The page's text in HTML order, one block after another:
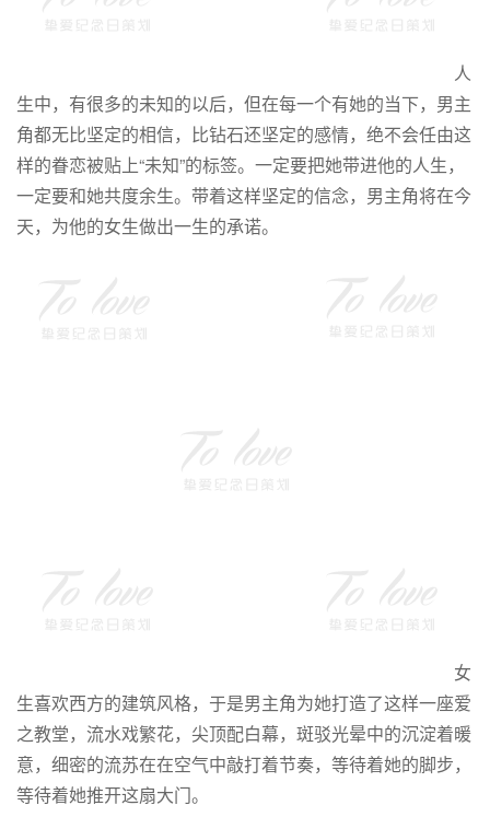
人
生中，有很多的未知的以后，但在每一个有她的当下，男主
角都无比坚定的相信，比钻石还坚定的感情，绝不会任由这
样的眷恋被贴上“未知”的标签。一定要把她带进他的人生，
一定要和她共度余生。带着这样坚定的信念，男主角将在今
天，为他的女生做出一生的承诺。
女
生喜欢西方的建筑风格，于是男主角为她打造了这样一座爱
之教堂，流水戏繁花，尖顶配白幕，斑驳光晕中的沉淀着暖
意，细密的流苏在在空气中敲打着节奏，等待着她的脚步，
等待着她推开这扇大门。